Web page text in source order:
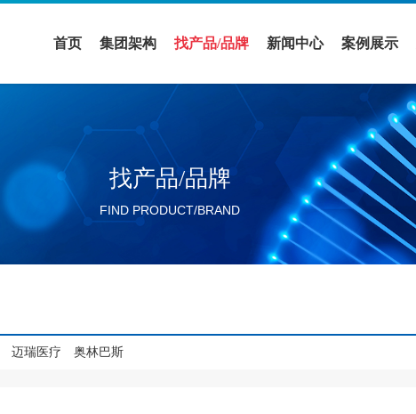
首页 集团架构
实验室设备领域
找产品/品牌 新闻中心
公司新闻
活动展会
行业新闻
分公司新闻
案例展示
案例展示
解决方案
找产品/品牌
FIND PRODUCT/BRAND
迈瑞医疗 奥林巴斯